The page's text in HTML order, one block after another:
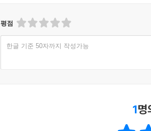
평점
한글 기준 50자까지 작성가능
1명